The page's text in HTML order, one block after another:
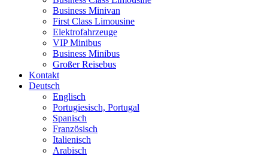
Business Minivan
First Class Limousine
Elektrofahrzeuge
VIP Minibus
Business Minibus
Großer Reisebus
Kontakt
Deutsch
Englisch
Portugiesisch, Portugal
Spanisch
Französisch
Italienisch
Arabisch